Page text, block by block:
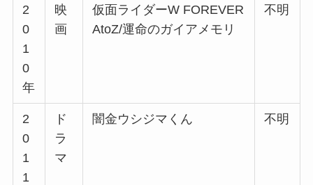
2
0
1
0
年
映
画
仮面ライダーW FOREVER
AtoZ/運命のガイアメモリ
不明
2
0
1
1
ド
ラ
マ
闇金ウシジマくん 不明